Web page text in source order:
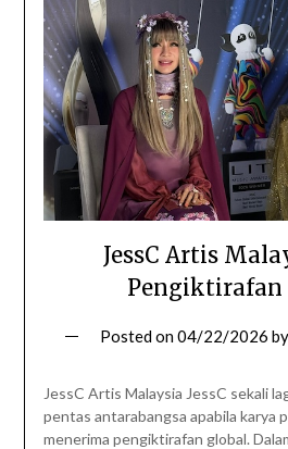
JessC Artis
Pengiktirafan
Posted on04/22/2026 by
JessC Artis Malaysia JessC sekali
pentas antarabangsa apabila karya
menerima pengiktirafan global.